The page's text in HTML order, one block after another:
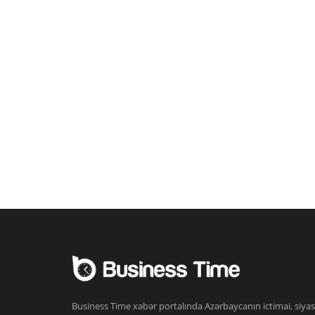
Business Time xəbər portalında Azərbaycanın ictimai,